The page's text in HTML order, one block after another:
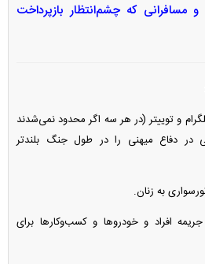
که چشم‌انتظار بازپرداخت
و توییتر (در هر سه اگر محدود نمی‌شدند
در دفاع میهنی را در طول جنگ بلندتر
به زنان.
افراد و خودرو‌ها و کسب‌وکار‌ها برای